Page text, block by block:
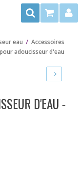
Rechercher
eau / Accessoires
pour adoucisseur d'eau
D'EAU -